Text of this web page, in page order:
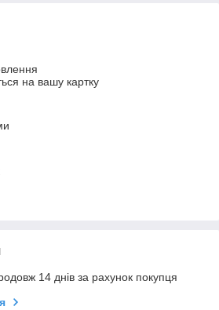
на вашу картку
14 днів за рахунок покупця